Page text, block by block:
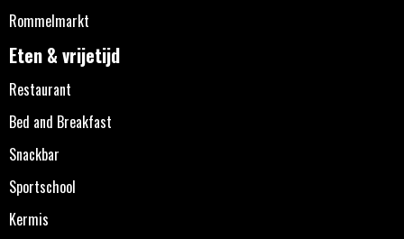
Rommelmarkt
Eten & vrijetijd
Restaurant
Bed and Breakfast
Snackbar
Sportschool
Kermis